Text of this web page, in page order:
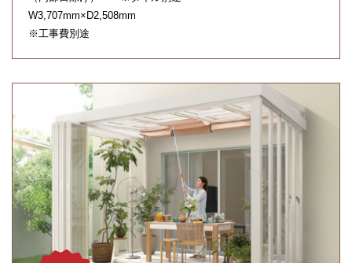
W3,707mm×D2,508mm
※工事費別途